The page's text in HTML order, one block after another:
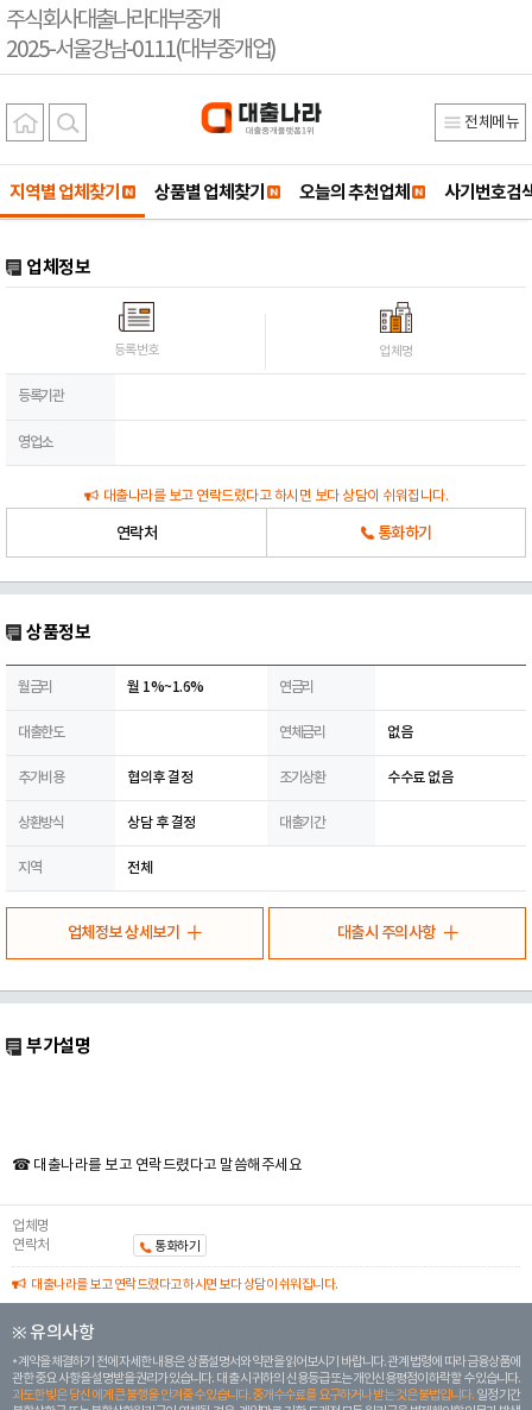
주식회사대출나라대부중개
2025-서울강남-0111(대부중개업)
전체메뉴
지역별 업체찾기 상품별 업체찾기 오늘의 추천업체 사기번호검
업체정보
등록번호 업체명
등록기관
영업소
대출나라를 보고 연락드렸다고 하시면 보다 상담이 쉬워집니다.
연락처 통화하기
상품정보
월금리 월 1%~1.6% 연금리
대출한도 연체금리 없음
추가비용 협의후 결정 조기상환 수수료 없음
상환방식 상담 후 결정 대출기간
지역 전체
업체정보 상세보기 대출시 주의사항
부가설명
☎ 대출나라를 보고 연락드렸다고 말씀해주세요
업체명
연락처
통화하기
대출나라를 보고 연락드렸다고 하시면 보다 상담이 쉬워집니다.
※ 유의사항
계약을 체결하기 전에 자세한 내용은 상품설명서와 약관을 읽어보시기 바랍니다. 관계 법령에 따라 금융상품에
관한 중요 사항을 설명받을 권리가 있습니다. 대 출 시 귀하의 신용등급 또는 개인신용평점이 하락할 수 있습니다.
과도한 빚은 당신 에게 큰 불행을 안겨줄 수 있습니다. 중개수수료를 요구하거나 받는 것은 불법입니다. 일정 기간